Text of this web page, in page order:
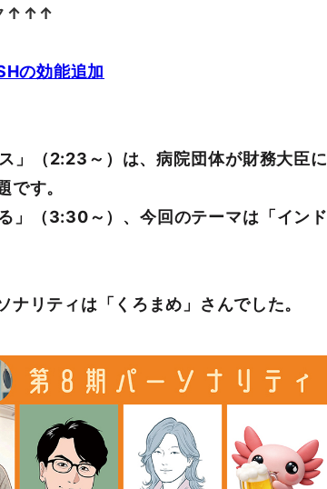
↑↑↑
の効能追加
」（2:23～）は、病院団体が財務大臣に
です。
」（3:30～）、今回のテーマは「インド
リティは「くろまめ」さんでした。